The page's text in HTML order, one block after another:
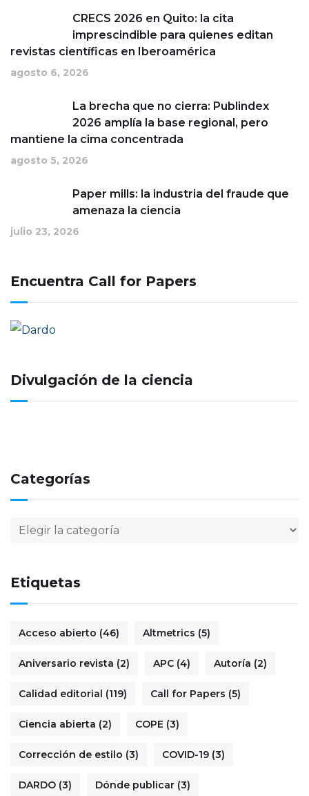
CRECS 2026 en Quito: la cita
imprescindible para quienes editan
revistas científicas en Iberoamérica
agosto 6, 2026
La brecha que no cierra: Publindex
2026 amplía la base regional, pero
mantiene la cima concentrada
agosto 5, 2026
Paper mills: la industria del fraude que
amenaza la ciencia
julio 23, 2026
Encuentra Call for Papers
Divulgación de la ciencia
Categorías
Etiquetas
Acceso abierto (46) Altmetrics (5)
Aniversario revista (2) APC (4) Autoría (2)
Calidad editorial (119) Call for Papers (5)
Ciencia abierta (2) COPE (3)
Corrección de estilo (3) COVID-19 (3)
DARDO (3) Dónde publicar (3)